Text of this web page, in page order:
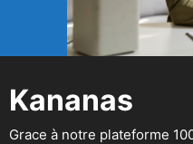
Kananas
Grace à notre plateforme